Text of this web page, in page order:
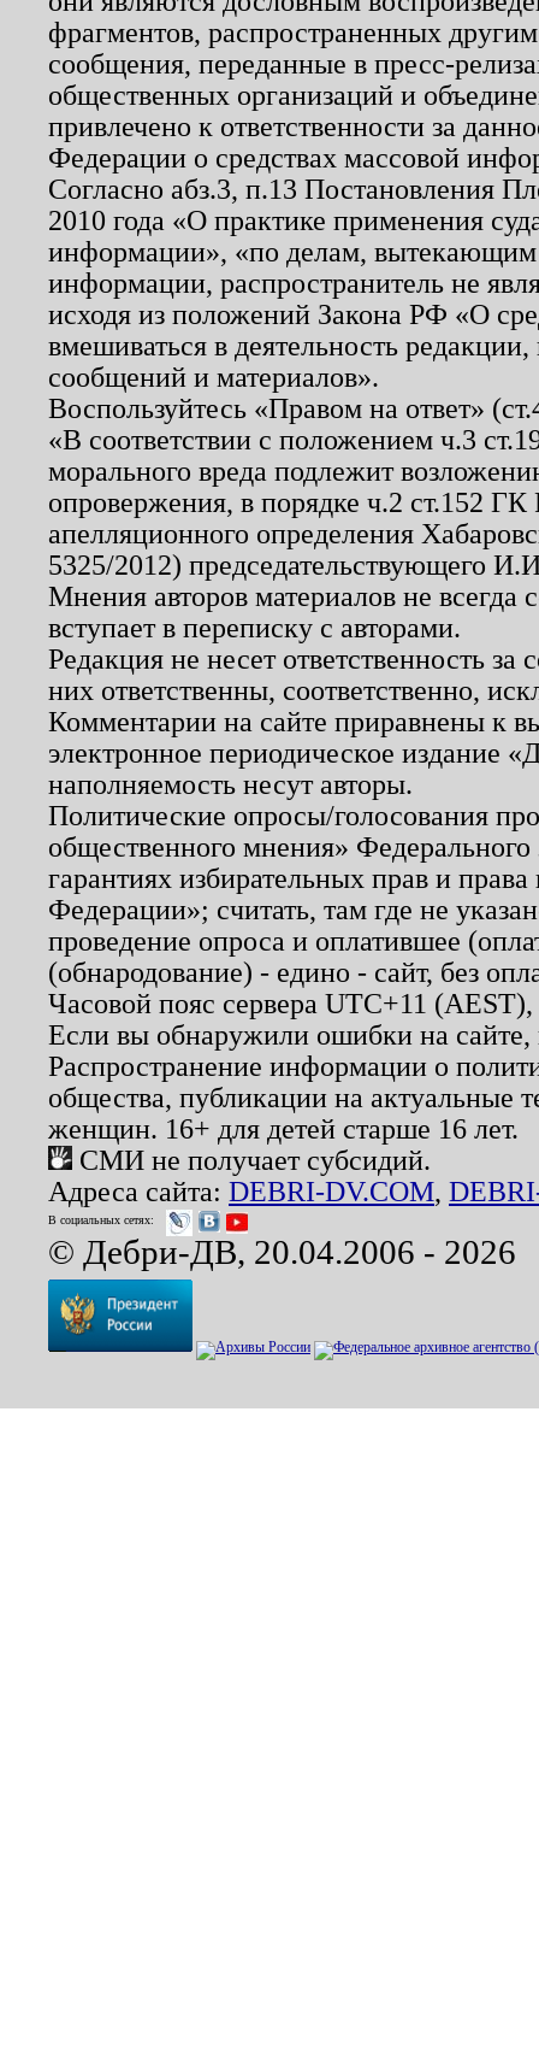
фрагментов, распространенных
сообщения, переданные в пресс-
общественных организаций и
привлечено к ответственности за
Федерации о средствах массовой
Согласно абз.3, п.13 Постановления
2010 года «О практике применения
информации», «по делам, вытекающим
информации, распространитель не
исходя из положений Закона РФ «О
вмешиваться в деятельность
сообщений и материалов».
Воспользуйтесь «Правом на ответ»
«В соответствии с положением ч.3
морального вреда подлежит
опровержения, в порядке ч.2 ст.152
апелляционного определения
5325/2012) председательствующего
Мнения авторов материалов не
вступает в переписку с авторами.
Редакция не несет ответственность
них ответственны, соответственно,
Комментарии на сайте приравнены к
электронное периодическое издание
наполняемость несут авторы.
Политические опросы/голосования
общественного мнения»
гарантиях избирательных прав и
Федерации»; считать, там где не
проведение опроса и оплатившее
(обнародование) - едино - сайт, без
Часовой пояс сервера UTC+11
Если вы обнаружили ошибки на
Распространение информации о
общества, публикации на актуальные
женщин. 16+ для детей старше 16 лет.
СМИ не получает субсидий.
Адреса сайта: DEBRI-DV.COM,
В социальных сетях:
© Дебри-ДВ, 20.04.2006 - 2026